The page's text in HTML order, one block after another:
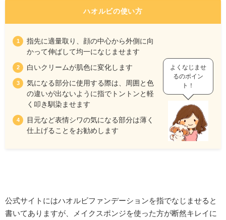
ハオルビの使い方
指先に適量取り、顔の中心から外側に向
かって伸ばして均一になじませます
白いクリームが肌色に変化します
気になる部分に使用する際は、周囲と色
の違いが出ないように指でトントンと軽
く叩き馴染ませます
目元など表情シワの気になる部分は薄く
仕上げることをお勧めします
よくなじませ
るのポイン
ト！
公式サイトにはハオルビファンデーションを指でなじませると
書いてありますが、メイクスポンジを使った方が断然キレイに